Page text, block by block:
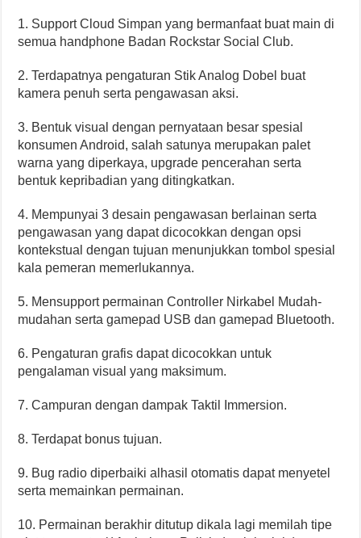
1. Support Cloud Simpan yang bermanfaat buat main di
semua handphone Badan Rockstar Social Club.
2. Terdapatnya pengaturan Stik Analog Dobel buat
kamera penuh serta pengawasan aksi.
3. Bentuk visual dengan pernyataan besar spesial
konsumen Android, salah satunya merupakan palet
warna yang diperkaya, upgrade pencerahan serta
bentuk kepribadian yang ditingkatkan.
4. Mempunyai 3 desain pengawasan berlainan serta
pengawasan yang dapat dicocokkan dengan opsi
kontekstual dengan tujuan menunjukkan tombol spesial
kala pemeran memerlukannya.
5. Mensupport permainan Controller Nirkabel Mudah-
mudahan serta gamepad USB dan gamepad Bluetooth.
6. Pengaturan grafis dapat dicocokkan untuk
pengalaman visual yang maksimum.
7. Campuran dengan dampak Taktil Immersion.
8. Terdapat bonus tujuan.
9. Bug radio diperbaiki alhasil otomatis dapat menyetel
serta memainkan permainan.
10. Permainan berakhir ditutup dikala lagi memilah tipe